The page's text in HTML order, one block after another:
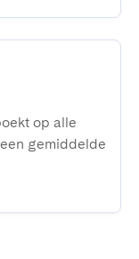
op alle
gemiddelde